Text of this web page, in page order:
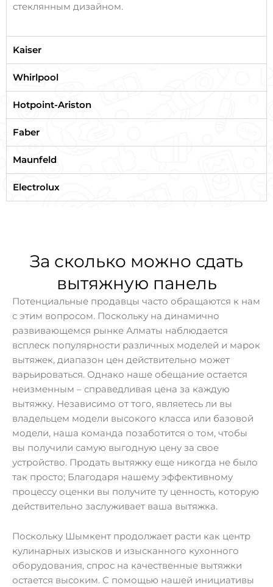
стеклянным дизайном.
Kaiser
Whirlpool
Hotpoint-Ariston
Faber
Maunfeld
Electrolux
За сколько можно сдать
вытяжную панель
Потенциальные продавцы часто обращаются к нам
с этим вопросом. Поскольку на динамично
развивающемся рынке Алматы наблюдается
всплеск популярности различных моделей и марок
вытяжек, диапазон цен действительно может
варьироваться. Однако наше обещание остается
неизменным – справедливая цена за каждую
вытяжку. Независимо от того, являетесь ли вы
владельцем модели высокого класса или базовой
модели, наша команда позаботится о том, чтобы
вы получили самую выгодную цену за свое
устройство. Продать вытяжку еще никогда не было
так просто; Благодаря нашему эффективному
процессу оценки вы получите ту ценность, которую
действительно заслуживает ваша вытяжка.
Поскольку Шымкент продолжает расти как центр
кулинарных изысков и изысканного кухонного
оборудования, спрос на качественные вытяжки
остается высоким. С помощью нашей инициативы